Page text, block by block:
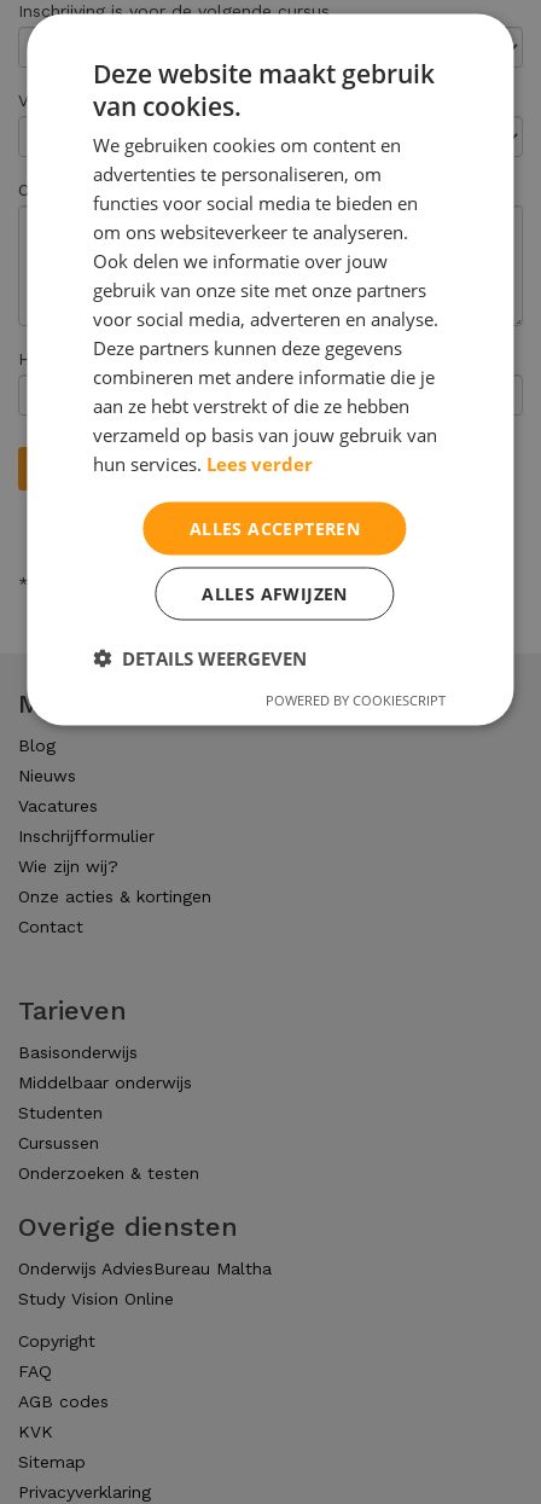
Inschrijving is voor de volgende cursus
Voor welke vestiging
Opmerkingen
Hoe heeft u ons gevonden? *
* = verplicht
Maltha studiecoaching
Blog
Nieuws
Vacatures
Inschrijfformulier
Wie zijn wij?
Onze acties & kortingen
Contact
Tarieven
Basisonderwijs
Middelbaar onderwijs
Studenten
Cursussen
Onderzoeken & testen
Overige diensten
Onderwijs AdviesBureau Maltha
Study Vision Online
Copyright
FAQ
AGB codes
KVK
Sitemap
Privacyverklaring
Deze website maakt gebruik
van cookies.
We gebruiken cookies om content en
advertenties te personaliseren, om
functies voor social media te bieden en
om ons websiteverkeer te analyseren.
Ook delen we informatie over jouw
gebruik van onze site met onze partners
voor social media, adverteren en analyse.
Deze partners kunnen deze gegevens
combineren met andere informatie die je
aan ze hebt verstrekt of die ze hebben
verzameld op basis van jouw gebruik van
hun services. Lees verder
ALLES ACCEPTEREN
ALLES AFWIJZEN
DETAILS WEERGEVEN
POWERED BY COOKIESCRIPT